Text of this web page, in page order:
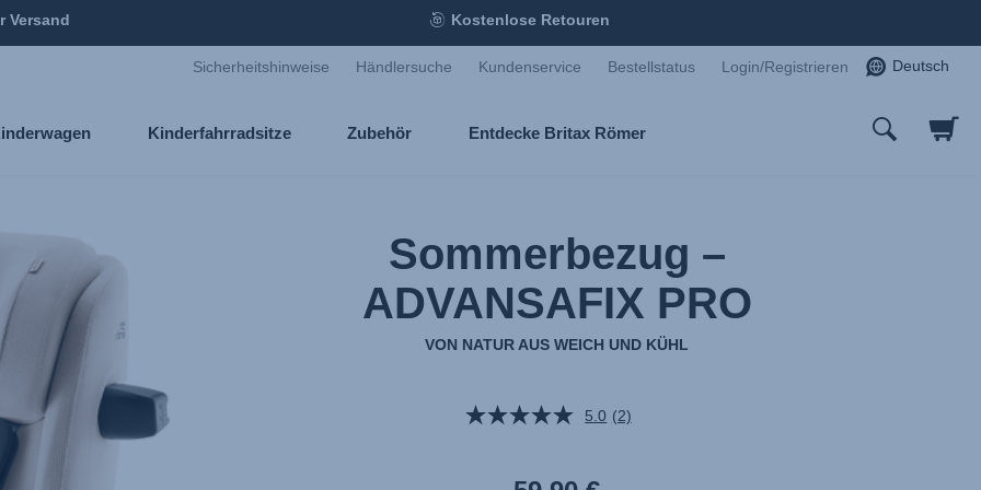
Versand Kostenlose Retouren
Sicherheitshinweise Händlersuche Kundenservice Bestellstatus Login/Registrieren Deutsch
Kinderfahrradsitze Zubehör Entdecke Britax Römer
Sommerbezug –
ADVANSAFIX PRO
VON NATUR AUS WEICH UND KÜHL
5.0 2
(2)